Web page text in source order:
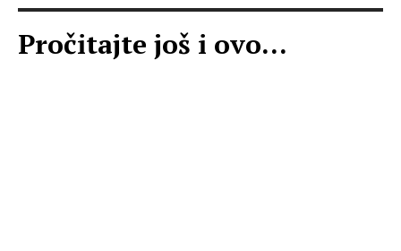
Pročitajte još i ovo...